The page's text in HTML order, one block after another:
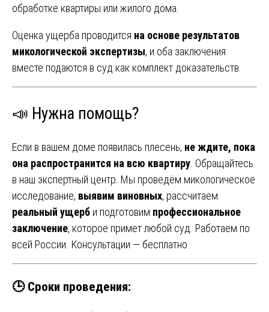
обработке квартиры или жилого дома.
Оценка ущерба проводится на основе результатов
микологической экспертизы, и оба заключения
вместе подаются в суд как комплект доказательств.
📣 Нужна помощь?
Если в вашем доме появилась плесень, не ждите, пока
она распространится на всю квартиру . Обращайтесь
в наш экспертный центр. Мы проведём микологическое
исследование, выявим виновных, рассчитаем
реальный ущерб и подготовим профессиональное
заключение, которое примет любой суд. Работаем по
всей России. Консультации — бесплатно.
🕒 Сроки проведения: